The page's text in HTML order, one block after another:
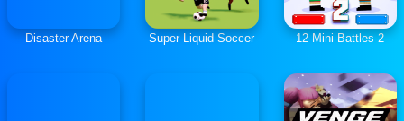
Disaster Arena Super Liquid Soccer 12 Mini Battles 2